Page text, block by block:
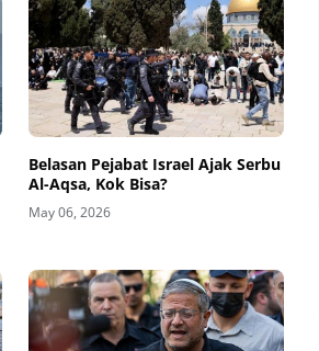
Belasan Pejabat Israel Ajak Serbu
Al-Aqsa, Kok Bisa?
May 06, 2026